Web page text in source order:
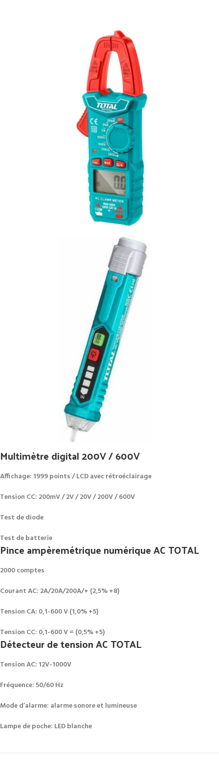
Multimètre digital 200V / 600V
Affichage: 1999 points / LCD avec rétroéclairage
Tension CC: 200mV / 2V / 20V / 200V / 600V
Test de diode
Test de batterie
Pince ampèremétrique numérique AC TOTAL
2000 comptes
Courant AC: 2A/20A/200A/+ (2,5% +8)
Tension CA: 0,1-600 V (1,0% +5)
Tension CC: 0,1-600 V = (0,5% +5)
Détecteur de tension AC TOTAL
Tension AC: 12V-1000V
Fréquence: 50/60 Hz
Mode d’alarme: alarme sonore et lumineuse
Lampe de poche: LED blanche